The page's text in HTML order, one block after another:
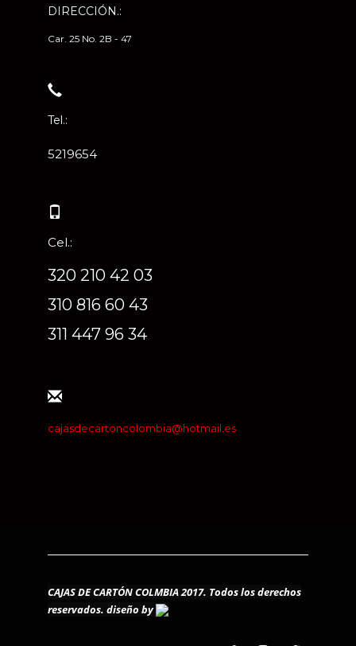
DIRECCIÓN.:
Car. 25 No. 2B - 47
Tel.:
5219654
Cel.:
320 210 42 03
310 816 60 43
311 447 96 34
cajasdecartoncolombia@hotmail.es
CAJAS DE CARTÓN COLMBIA 2017. Todos los derechos
reservados. diseño by